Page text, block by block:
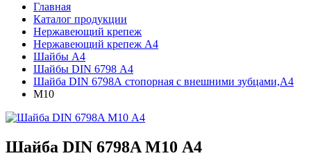
Главная
Каталог продукции
Нержавеющий крепеж
Нержавеющий крепеж А4
Шайбы А4
Шайбы DIN 6798 А4
Шайба DIN 6798А стопорная с внешними зубцами,А4
М10
Шайба DIN 6798A М10 А4